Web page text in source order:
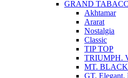
GRAND
Akhtamar
Ararat
Nostalgia
Classic
TIP TOP
TRIUMPH.
MT.
GT.